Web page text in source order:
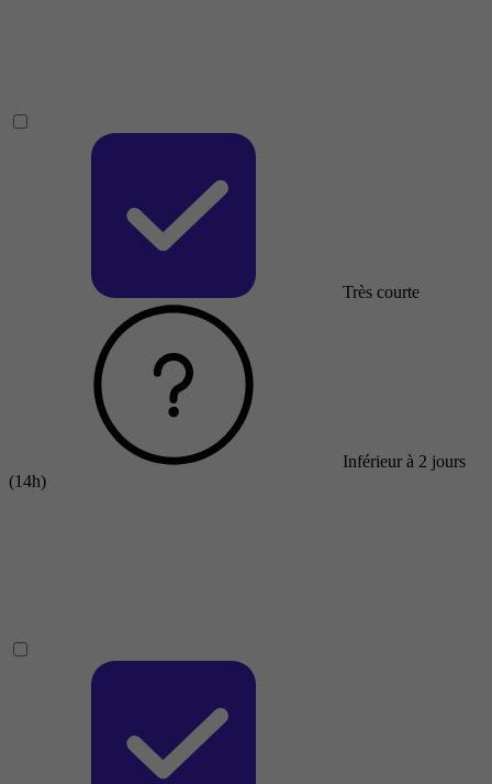
Très courte
Inférieur à 2 jours
(14h)